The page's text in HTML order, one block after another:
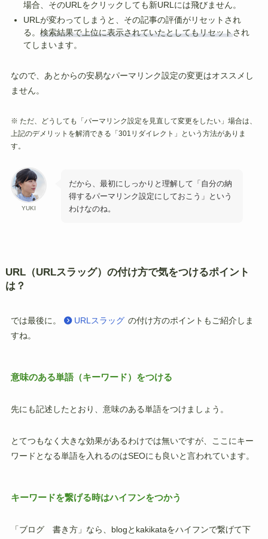
場合、そのURLをクリックしても新URLには飛びません。
URLが変わってしまうと、その記事の評価がリセットされ
る。 検索結果で上位に表示されていたとしてもリセットされ
てしまいます。
なので、あとからの安易なパーマリンク設定の変更はオススメし
ません。
※ ただ、どうしても「パーマリンク設定を見直して変更をしたい」場合は、
上記のデメリットを解消できる「301リダイレクト」という方法がありま
す。
YUKI
だから、最初にしっかりと理解して「自分の納
得するパーマリンク設定にしておこう」という
わけなのね。
URL（URLスラッグ）の付け方で気をつけるポイント
は？
では最後に。 URLスラッグ の付け方のポイントもご紹介しま
すね。
意味のある単語（キーワード）をつける
先にも記述したとおり、意味のある単語をつけましょう。
とてつもなく大きな効果があるわけでは無いですが、ここにキー
ワードとなる単語を入れるのはSEOにも良いと言われています。
キーワードを繋げる時はハイフンをつかう
「ブログ 書き方」なら、blogとkakikataをハイフンで繋げて下